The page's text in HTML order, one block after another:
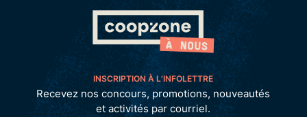
INSCRIPTION À L’INFOLETTRE
Recevez nos concours, promotions, nouveautés
et activités par courriel.